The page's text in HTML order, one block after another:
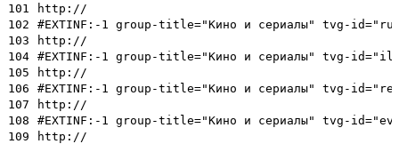
101
http://
102
#EXTINF:-1 group-title="Кино и сериалы" tvg-
103
http://
104 #EXTINF:-1 group-title="Кино и сериалы" tvg-
105
http://
106
#EXTINF:-1 group-title="Кино и сериалы" tvg-
107
http://
108
#EXTINF:-1 group-title="Кино и сериалы" tvg-
109
http://